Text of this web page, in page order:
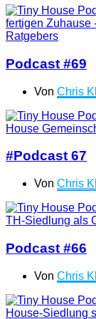
Podcast #69
Von Chris
#Podcast 67
Von Chris
Podcast #66
Von Chris